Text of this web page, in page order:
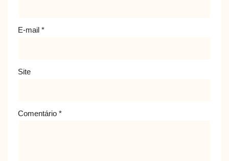
E-mail *
Site
Comentário *